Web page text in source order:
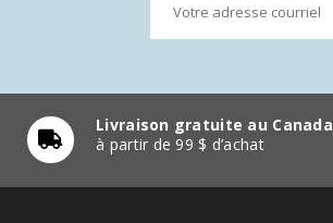
Livraison gratuite au Canada
à partir de 99 $ d’achat